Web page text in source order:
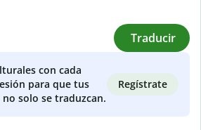
Traducir
con cada
para que tus
solo se traduzcan.
Regístrate